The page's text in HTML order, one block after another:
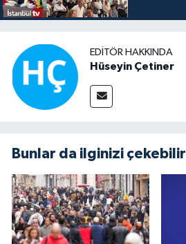
EDITÖR HAKKINDA
Hüseyin Çetiner
Bunlar da ilginizi çekebilir